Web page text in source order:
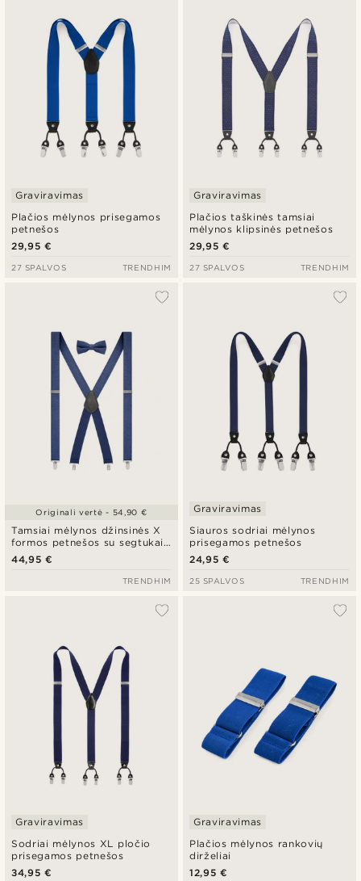
Plačios mėlynos prisegamos
petnešos
Graviravimas
29,95 €
27 SPALVOS TRENDHIM
Plačios taškinės tamsiai
mėlynos klipsinės petnešos
Graviravimas
29,95 €
27 SPALVOS TRENDHIM
Tamsiai mėlynos džinsinės X
formos petnešos su segtukais
ir iš anksto surišta peteliške
44,95 €
Originali vertė - 54,90 €
TRENDHIM
Siauros sodriai mėlynos
prisegamos petnešos
Graviravimas
24,95 €
25 SPALVOS TRENDHIM
Sodriai mėlynos XL pločio
prisegamos petnešos
Graviravimas
34,95 €
Plačios mėlynos rankovių
dirželiai
Graviravimas
12,95 €